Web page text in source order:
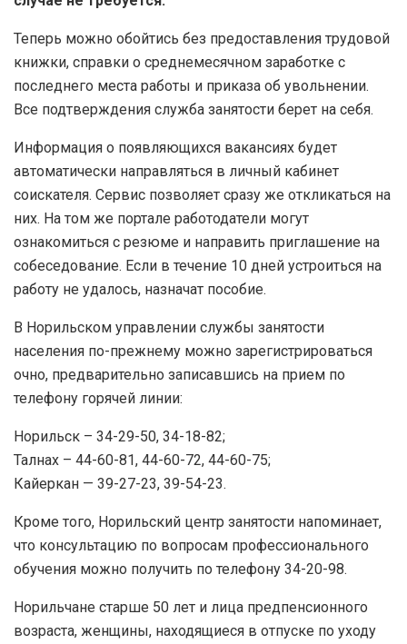
Теперь можно обойтись без предоставления трудовой
книжки, справки о среднемесячном заработке с
последнего места работы и приказа об увольнении.
Все подтверждения служба занятости берет на себя.
Информация о появляющихся вакансиях будет
автоматически направляться в личный кабинет
соискателя. Сервис позволяет сразу же откликаться на
них. На том же портале работодатели могут
ознакомиться с резюме и направить приглашение на
собеседование. Если в течение 10 дней устроиться на
работу не удалось, назначат пособие.
В Норильском управлении службы занятости
населения по-прежнему можно зарегистрироваться
очно, предварительно записавшись на прием по
телефону горячей линии:
Норильск – 34-29-50, 34-18-82;
Талнах – 44-60-81, 44-60-72, 44-60-75;
Кайеркан — 39-27-23, 39-54-23.
Кроме того, Норильский центр занятости напоминает,
что консультацию по вопросам профессионального
обучения можно получить по телефону 34-20-98.
Норильчане старше 50 лет и лица предпенсионного
возраста, женщины, находящиеся в отпуске по уходу